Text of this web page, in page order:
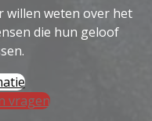
willen weten over het
die hun geloof
vragen